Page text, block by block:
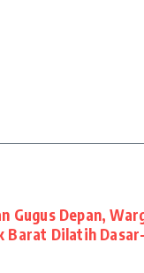
Gugus Depan,
Barat Dilatih